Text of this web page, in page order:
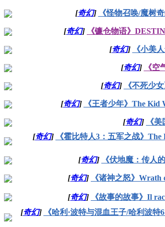
[奇幻] 《怪物召唤/魔树
[奇幻] 《镰仓物语》
[奇幻] 《小美
[奇幻] 《空
[奇幻] 《不死少
[奇幻] 《王者少年》The Kid
[奇幻] 《
[奇幻]
《霍比特人3：五军之战》
[奇幻] 《伏地魔：传人
[奇幻] 《诸神之怒》Wrath
[奇幻] 《故事的故事》Il
[奇幻]
《哈利·波特与混血王子/哈利波